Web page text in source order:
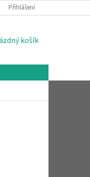
Přihlášení
košík